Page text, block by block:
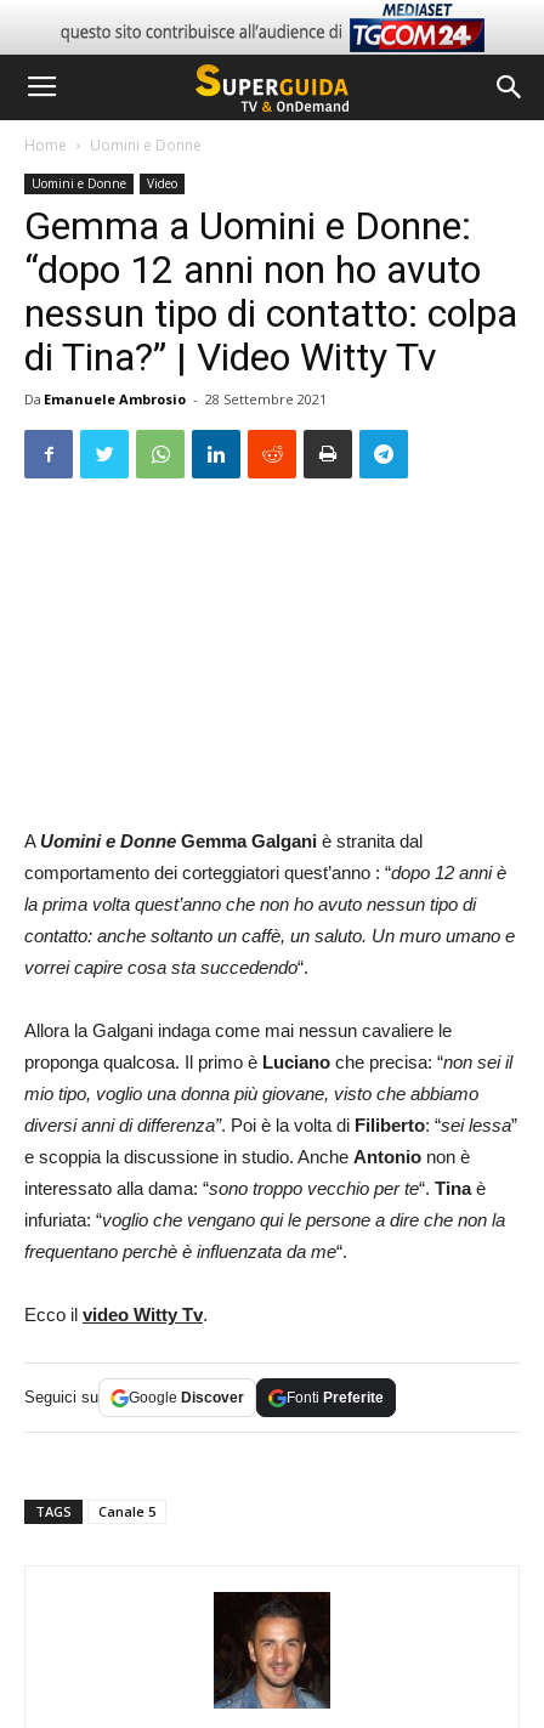
Home Uomini e Donne
Uomini e Donne Video
Gemma a Uomini e Donne:
“dopo 12 anni non ho avuto
nessun tipo di contatto: colpa
di Tina?” | Video Witty Tv
Da Emanuele Ambrosio - 28 Settembre 2021
AUomini e Donne Gemma Galgani è stranita dal
comportamento dei corteggiatori quest’anno : “dopo 12 anni è
la prima volta quest’anno che non ho avuto nessun tipo di
contatto: anche soltanto un caffè, un saluto. Un muro umano e
vorrei capire cosa sta succedendo“.
Allora la Galgani indaga come mai nessun cavaliere le
proponga qualcosa. Il primo è Luciano che precisa: “non sei il
mio tipo, voglio una donna più giovane, visto che abbiamo
diversi anni di differenza”. Poi è la volta di Filiberto: “sei lessa”
e scoppia la discussione in studio. Anche Antonio non è
interessato alla dama: “sono troppo vecchio per te“. Tinaè
infuriata: “voglio che vengano qui le persone a dire che non la
frequentano perchè è influenzata da me“.
Ecco il video Witty Tv.
Seguici su Google Discover Fonti Preferite
TAGS Canale 5